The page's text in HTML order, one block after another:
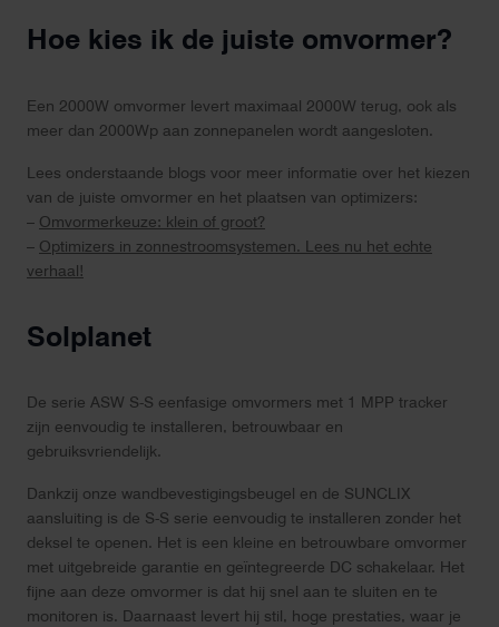
Hoe kies ik de juiste omvormer?
Een 2000W omvormer levert maximaal 2000W terug, ook als
meer dan 2000Wp aan zonnepanelen wordt aangesloten.
Lees onderstaande blogs voor meer informatie over het kiezen
van de juiste omvormer en het plaatsen van optimizers:
– Omvormerkeuze: klein of groot?
– Optimizers in zonnestroomsystemen. Lees nu het echte
verhaal!
Solplanet
De serie ASW S-S eenfasige omvormers met 1 MPP tracker
zijn eenvoudig te installeren, betrouwbaar en
gebruiksvriendelijk.
Dankzij onze wandbevestigingsbeugel en de SUNCLIX
aansluiting is de S-S serie eenvoudig te installeren zonder het
deksel te openen. Het is een kleine en betrouwbare omvormer
met uitgebreide garantie en geïntegreerde DC schakelaar. Het
fijne aan deze omvormer is dat hij snel aan te sluiten en te
monitoren is. Daarnaast levert hij stil, hoge prestaties, waar je